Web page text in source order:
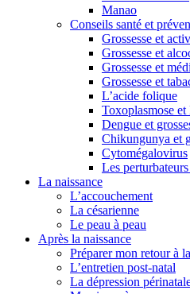
Manao
Conseils santé et
Grossesse et
Grossesse et
Grossesse et
Grossesse et
L’acide folique
Toxoplasmose et
Dengue et
Chikungunya et
Cytomégalovirus
Les
La naissance
L’accouchement
La césarienne
Le peau à peau
Après la naissance
Préparer mon retour à
L’entretien post-natal
La dépression